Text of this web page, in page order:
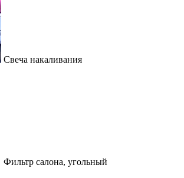
Cвеча накаливания
Фильтр салона, угольный